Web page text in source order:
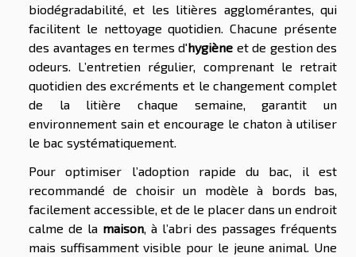
biodégradabilité, et les litières agglomérantes, qui
facilitent le nettoyage quotidien. Chacune présente
des avantages en termes d'hygiène et de gestion des
odeurs. L’entretien régulier, comprenant le retrait
quotidien des excréments et le changement complet
de la litière chaque semaine, garantit un
environnement sain et encourage le chaton à utiliser
le bac systématiquement.
Pour optimiser l’adoption rapide du bac, il est
recommandé de choisir un modèle à bords bas,
facilement accessible, et de le placer dans un endroit
calme de la maison , à l’abri des passages fréquents
mais suffisamment visible pour le jeune animal. Une